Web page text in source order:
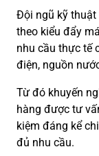
Đội ngũ kỹ thuật
theo kiểu đẩy
nhu cầu thực tế
điện, nguồn
Từ đó khuyến
hàng được tư
kiệm đáng kể
đủ nhu cầu.